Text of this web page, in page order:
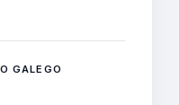
GALEGO